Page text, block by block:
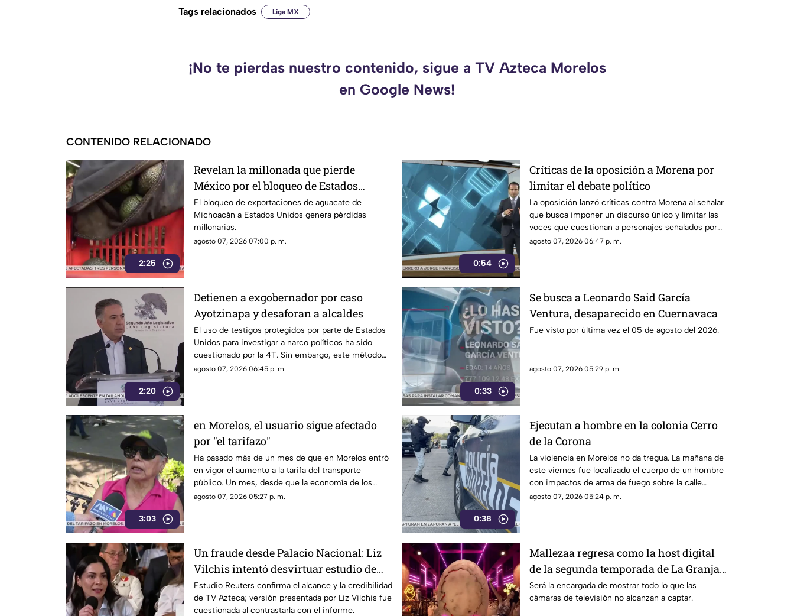
Tags relacionados Liga MX
¡No te pierdas nuestro contenido, sigue a TV Azteca Morelos
en Google News!
CONTENIDO RELACIONADO
2:25
Revelan la millonada que pierde
México por el bloqueo de Estados
Unidos al aguacate de Michoacán
El bloqueo de exportaciones de aguacate de
Michoacán a Estados Unidos genera pérdidas
millonarias.
agosto 07, 2026 07:00 p. m.
0:54
Críticas de la oposición a Morena por
limitar el debate político
La oposición lanzó críticas contra Morena al señalar
que busca imponer un discurso único y limitar las
voces que cuestionan a personajes señalados por
presuntos vínculos con la narcopolítica de la 4T.
agosto 07, 2026 06:47 p. m.
2:20
Detienen a exgobernador por caso
Ayotzinapa y desaforan a alcaldes
El uso de testigos protegidos por parte de Estados
Unidos para investigar a narco políticos ha sido
cuestionado por la 4T. Sin embargo, este método
también ha colocado bajo la lupa a funcionarios y
agosto 07, 2026 06:45 p. m.
0:33
Se busca a Leonardo Said García
Ventura, desaparecido en Cuernavaca
Fue visto por última vez el 05 de agosto del 2026.
agosto 07, 2026 05:29 p. m.
3:03
en Morelos, el usuario sigue afectado
por "el tarifazo"
Ha pasado más de un mes de que en Morelos entró
en vigor el aumento a la tarifa del transporte
público. Un mes, desde que la economía de los
morelenses se vio afectada y los ciudadanos
agosto 07, 2026 05:27 p. m.
0:38
Ejecutan a hombre en la colonia Cerro
de la Corona
La violencia en Morelos no da tregua. La mañana de
este viernes fue localizado el cuerpo de un hombre
con impactos de arma de fuego sobre la calle
alianza nacional, en la colonia cerro de la corona, en
agosto 07, 2026 05:24 p. m.
Un fraude desde Palacio Nacional: Liz
Vilchis intentó desvirtuar estudio de
Reuters sobre la credibilidad de TV
Azteca
Estudio Reuters confirma el alcance y la credibilidad
de TV Azteca; versión presentada por Liz Vilchis fue
cuestionada al contrastarla con el informe.
Mallezaa regresa como la host digital
de la segunda temporada de La Granja
VIP
Será la encargada de mostrar todo lo que las
cámaras de televisión no alcanzan a captar.